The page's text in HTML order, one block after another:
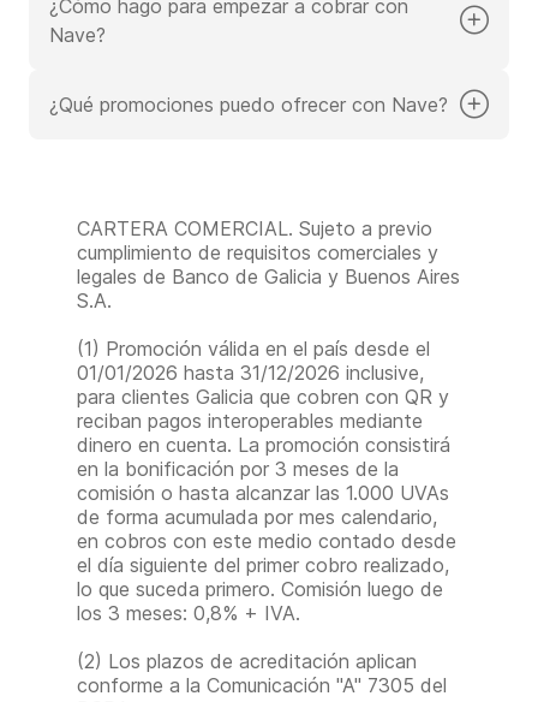
tomar las mejores decisiones para impulsar tu negocio
y llevarlo al próximo nivel.
Además, algunas funcionalidades puntuales tienen un
todas las ventas que hagas con Nave.
¿Cómo hago para empezar a cobrar con
Nave?
Entrá a Online Banking > Nave Negocios > Nave >
Después vas a la sección Cobrar, ahí vas a encontrar
todas las opciones para cobrar con Nave: QR, Link de
Pago o Tienda Online.
También podés pedir gratis tu Nave Point, sin costo
de mantenimiento, desde:
Nave > Negocios > Locales > Elegir local > Nave
Point.
Completás los datos y en pocos días llega a tu local.
¿Qué promociones puedo ofrecer con Nave?
Ofrecer nueva promoción, vas a encontrar las promos
que tu negocio puede ofrecer. ¡No tienen costo para
tu negocio!
y cuotas para tus clientes. Las promos exclusivas
tienen un costo para tu negocio.
CARTERA COMERCIAL. Sujeto a previo
cumplimiento de requisitos comerciales y
legales de Banco de Galicia y Buenos Aires
S.A.
(1) Promoción válida en el país desde el
01/01/2026 hasta 31/12/2026 inclusive,
para clientes Galicia que cobren con QR y
reciban pagos interoperables mediante
dinero en cuenta. La promoción consistirá
en la bonificación por 3 meses de la
comisión o hasta alcanzar las 1.000 UVAs
de forma acumulada por mes calendario,
en cobros con este medio contado desde
el día siguiente del primer cobro realizado,
lo que suceda primero. Comisión luego de
los 3 meses: 0,8% + IVA.
(2) Los plazos de acreditación aplican
conforme a la Comunicación "A" 7305 del